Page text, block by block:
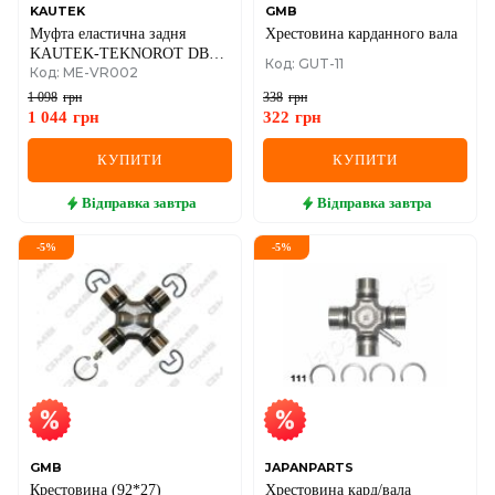
KAUTEK
Муфта еластична задня
KAUTEK-TEKNOROT DB
115 мм W124
Код: ME-VR002
1 098 грн
1 044 грн
КУПИТИ
Відправка завтра
GMB
Хрестовина карданного вала
Код: GUT-11
338 грн
322 грн
КУПИТИ
Відправка завтра
-5%
GMB
Крестовина (92*27)
-5%
JAPANPARTS
Хрестовина кард/вала